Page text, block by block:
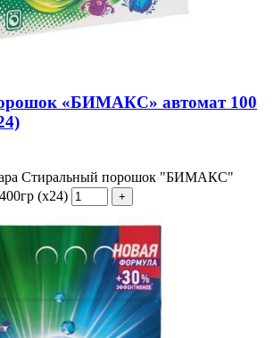
«БИМАКС» автомат 100
Стиральный порошок "БИМАКС"
(х24)